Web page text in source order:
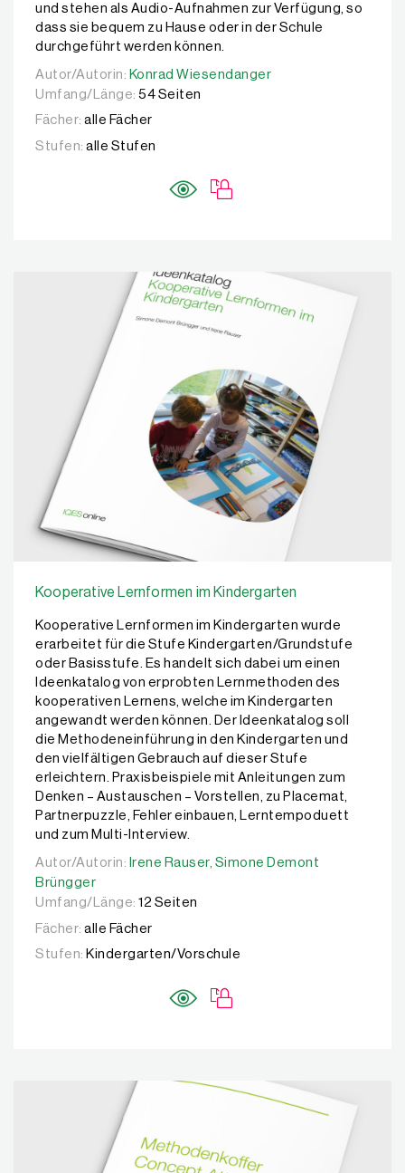
und stehen als Audio-Aufnahmen zur Verfügung, so
dass sie bequem zu Hause oder in der Schule
durchgeführt werden können.
Autor/Autorin: Konrad Wiesendanger
Autor/Autorin: Konrad Wiesendanger
Umfang/Länge: 54 Seiten
Fächer: alle Fächer
Stufen: alle Stufen
Kooperative Lernformen im Kindergarten
Kooperative Lernformen im Kindergarten wurde
erarbeitet für die Stufe Kindergarten/Grundstufe
oder Basisstufe. Es handelt sich dabei um einen
Ideenkatalog von erprobten Lernmethoden des
kooperativen Lernens, welche im Kindergarten
angewandt werden können. Der Ideenkatalog soll
die Methodeneinführung in den Kindergarten und
den vielfältigen Gebrauch auf dieser Stufe
erleichtern. Praxisbeispiele mit Anleitungen zum
Denken – Austauschen – Vorstellen, zu Placemat,
Partnerpuzzle, Fehler einbauen, Lerntempoduett
und zum Multi-Interview.
Autor/Autorin: Irene Rauser, Simone Demont Brüngger
Autor/Autorin: Irene Rauser, Simone Demont
Brüngger
Umfang/Länge: 12 Seiten
Fächer: alle Fächer
Stufen: Kindergarten/Vorschule